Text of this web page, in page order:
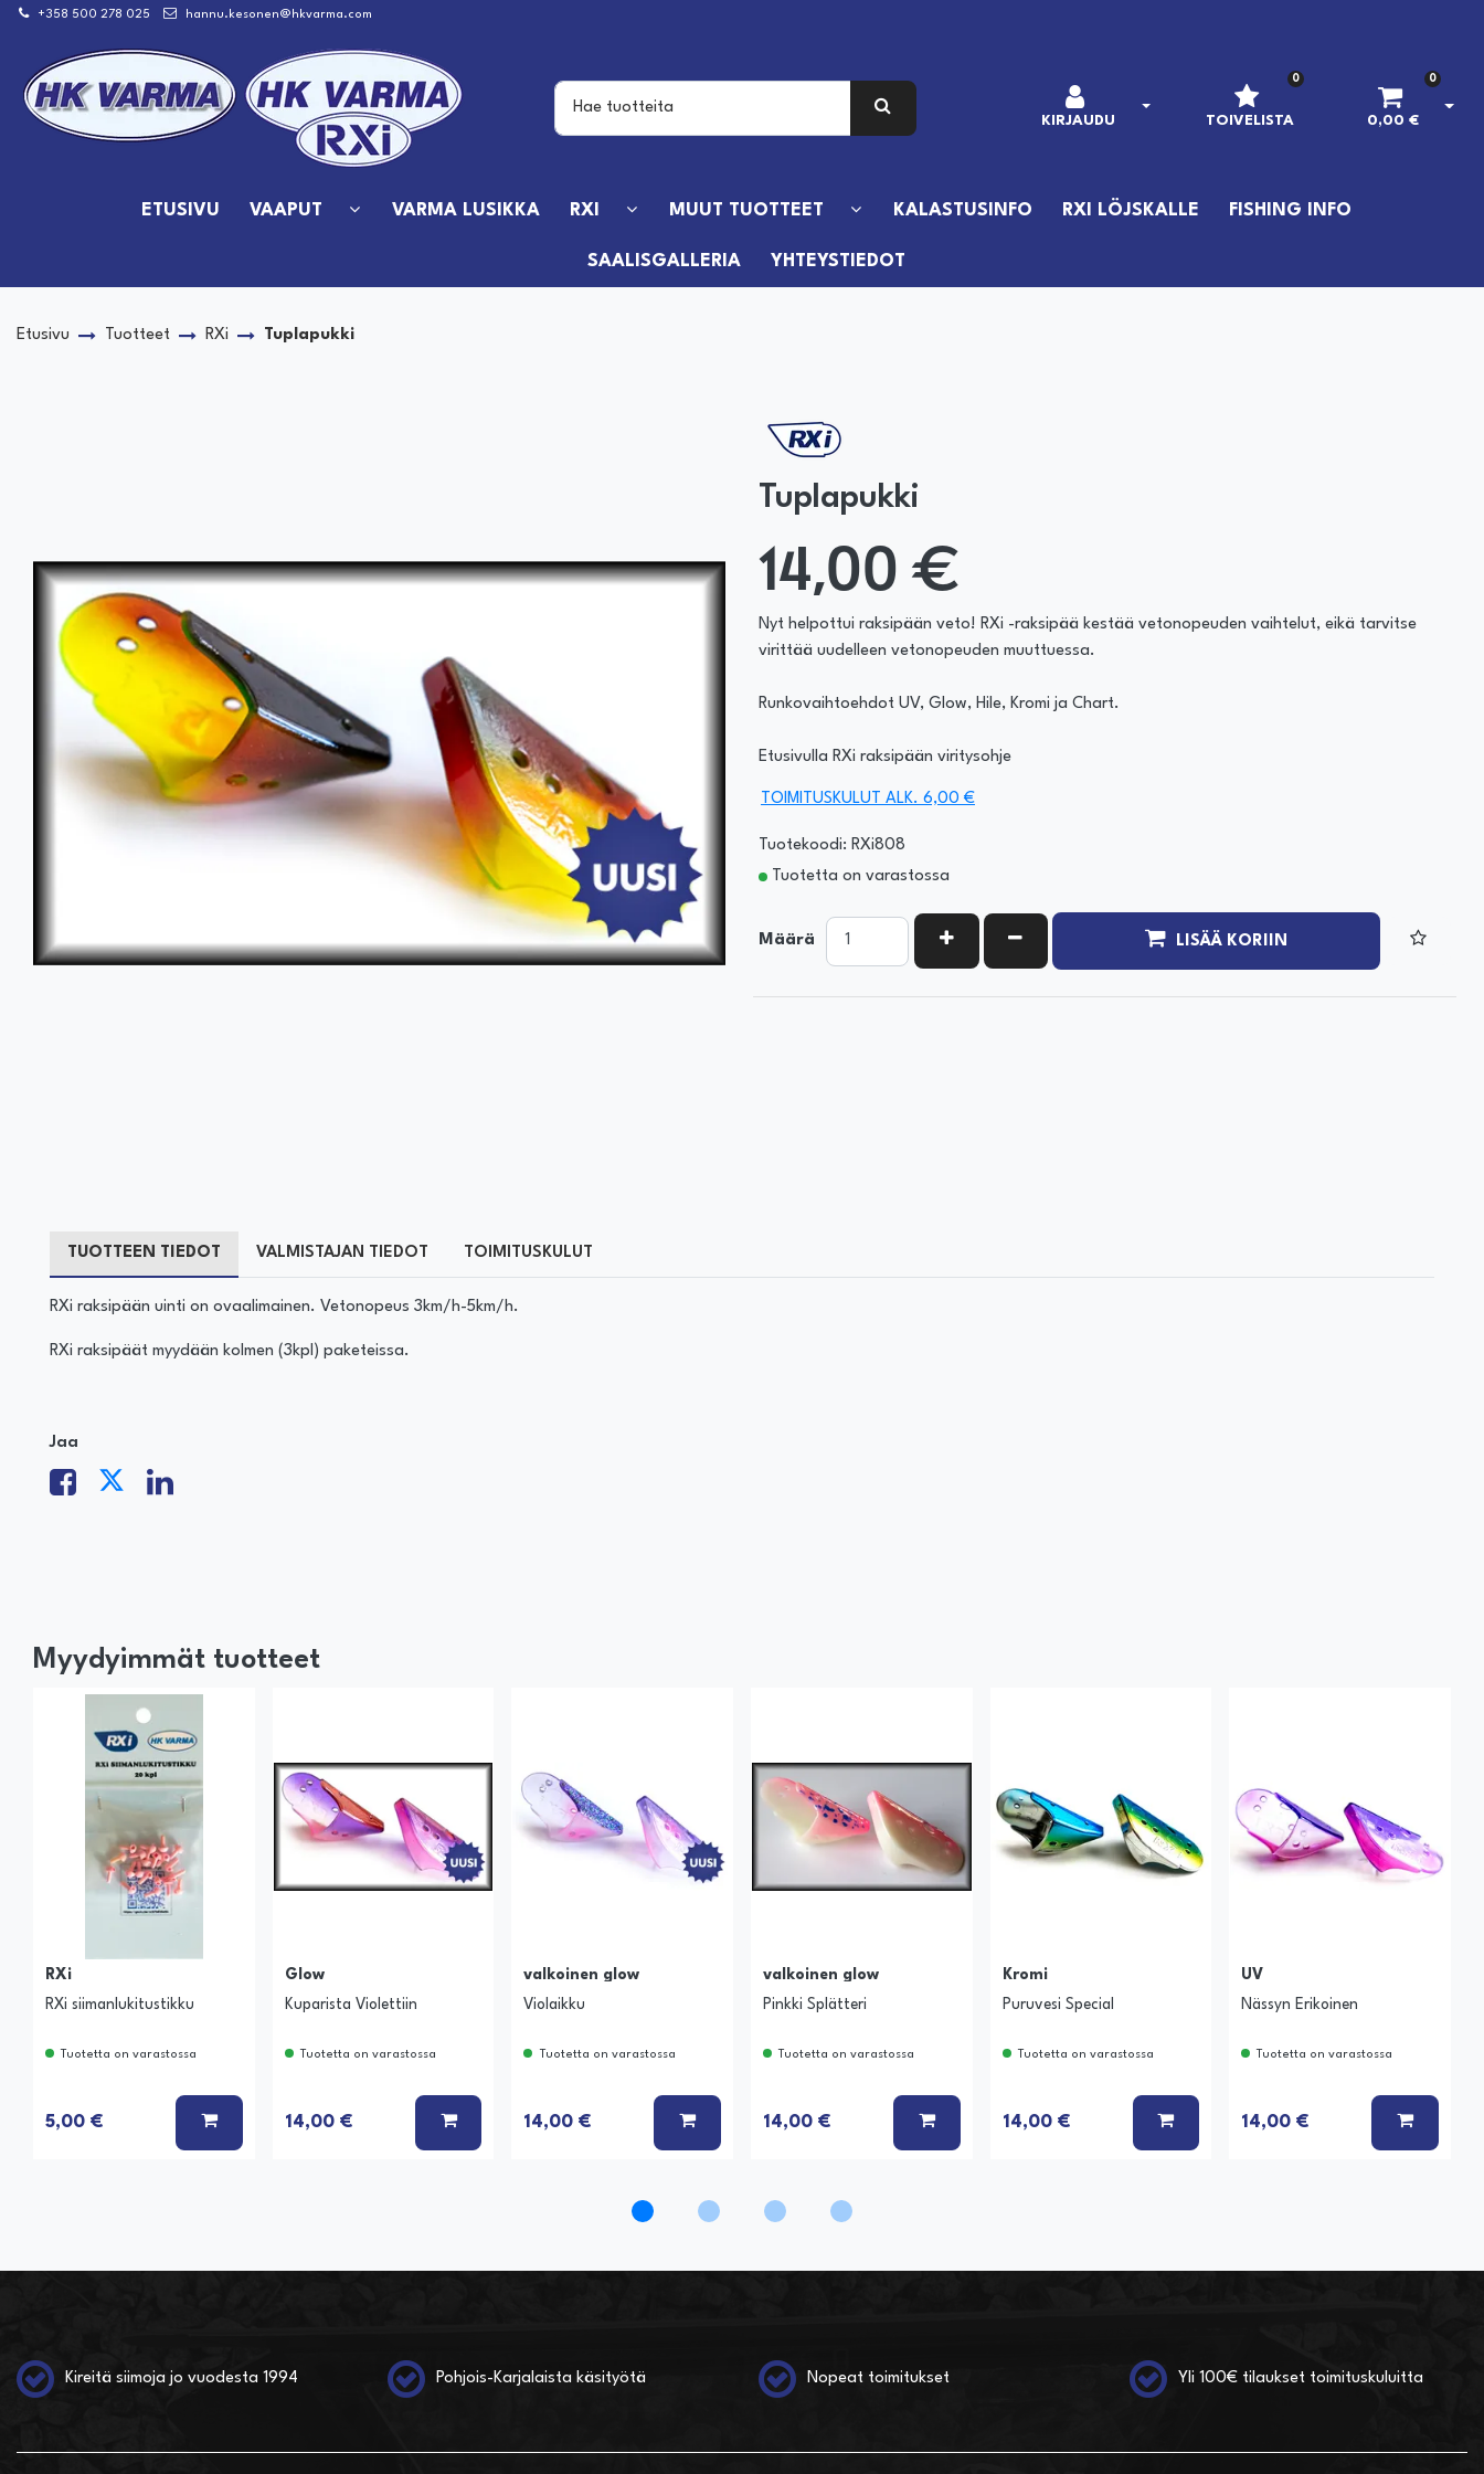
Siirry pääsisältöön
+358 500 278 025 hannu.kesonen@hkvarma.com
KIRJAUDU
AVAA KIRJAUTUMINEN
TOIVELISTA
0 0
0,00 €
ETUSIVU VAAPUT VARMA LUSIKKA RXI MUUT TUOTTEET KALASTUSINFO RXI LÖJSKALLE FISHING INFO
SAALISGALLERIA YHTEYSTIEDOT
Etusivu Tuotteet RXi Tuplapukki
Tuplapukki
14,00 €
Nyt helpottui raksipään veto! RXi -raksipää kestää vetonopeuden vaihtelut, eikä tarvitse
virittää uudelleen vetonopeuden muuttuessa.
Runkovaihtoehdot UV, Glow, Hile, Kromi ja Chart.
Etusivulla RXi raksipään viritysohje
TOIMITUSKULUT ALK. 6,00 €
Tuotekoodi: RXi808
Tuotetta on varastossa
Määrä KASVATA MÄÄRÄÄ
VÄHENNÄ MÄÄRÄÄ LISÄÄ KORIIN
TUOTTEEN TIEDOT VALMISTAJAN TIEDOT TOIMITUSKULUT
RXi raksipään uinti on ovaalimainen. Vetonopeus 3km/h-5km/h.
RXi raksipäät myydään kolmen (3kpl) paketeissa.
Jaa
Myydyimmät tuotteet
RXi
RXi siimanlukitustikku
Tuotetta on varastossa
5,00 € LISÄÄ KORIIN
Glow
Kuparista Violettiin
Tuotetta on varastossa
14,00 € LISÄÄ KORIIN
valkoinen glow
Violaikku
Tuotetta on varastossa
14,00 € LISÄÄ KORIIN
valkoinen glow
Pinkki Splätteri
Tuotetta on varastossa
14,00 € LISÄÄ KORIIN
Kromi
Puruvesi Special
Tuotetta on varastossa
14,00 € LISÄÄ KORIIN
UV
Nässyn Erikoinen
Tuotetta on varastossa
14,00 € LISÄÄ
Kireitä siimoja jo vuodesta 1994 Pohjois-Karjalaista käsityötä Nopeat toimitukset Yli 100€ tilaukset toimituskuluitta